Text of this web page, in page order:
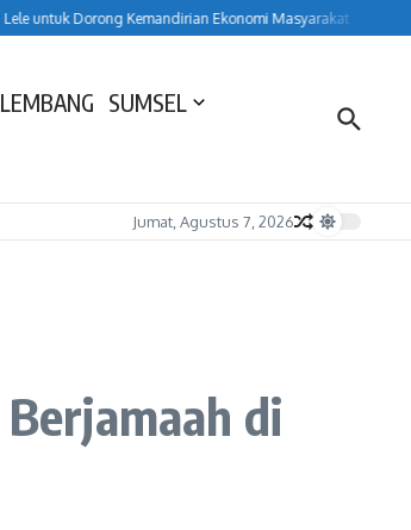
Dorong Kemandirian Ekonomi Masyarakat HUT ke-
SUMSEL
Jumat, Agustus 7, 2026
di